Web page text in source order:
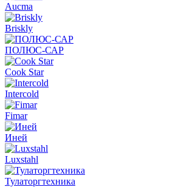
Aucma
Briskly
ПОЛЮС-САР
Cook Star
Intercold
Fimar
Иней
Luxstahl
Тулаторгтехника